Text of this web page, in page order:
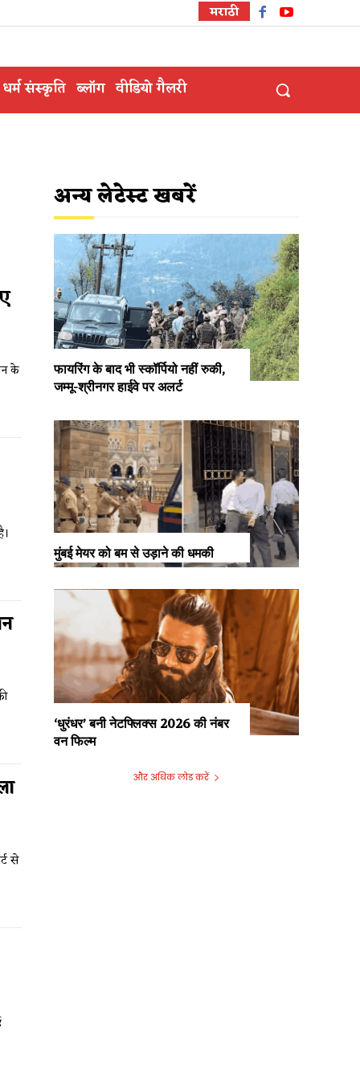
मराठी
धर्म संस्कृति ब्लॉग वीडियो गैलरी
के
से
अन्य लेटेस्ट खबरें
फायरिंग के बाद भी स्कॉर्पियो नहीं रुकी,
जम्मू-श्रीनगर हाईवे पर अलर्ट
मुंबई मेयर को बम से उड़ाने की धमकी
‘धुरंधर’ बनी नेटफ्लिक्स 2026 की नंबर
वन फिल्म
और अधिक लोड करें